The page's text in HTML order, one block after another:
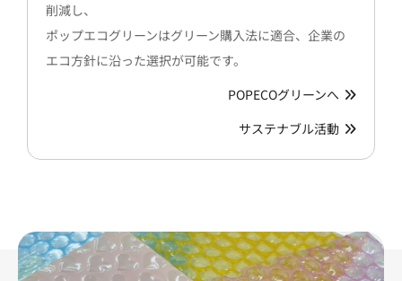
削減し、
ポップエコグリーンはグリーン購入法に適合、企業の
エコ方針に沿った選択が可能です。
POPECOグリーンへ
サステナブル活動